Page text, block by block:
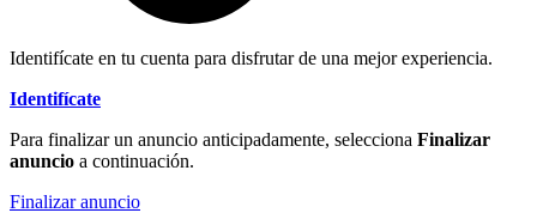
Identifícate en tu cuenta para disfrutar de una mejor experiencia.
Identifícate
Para finalizar un anuncio anticipadamente, selecciona Finalizar
anuncio a continuación.
Finalizar anuncio